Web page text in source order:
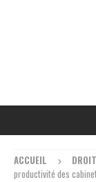
ACCUEIL DROIT
productivité des